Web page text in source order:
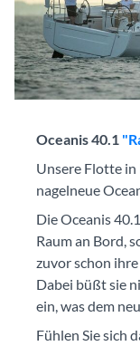
Oceanis 40.1
Unsere Flotte
nagelneue
Die Oceanis
Raum an Bord,
zuvor schon ihre
Dabei büßt sie
ein, was dem
Fühlen Sie sich